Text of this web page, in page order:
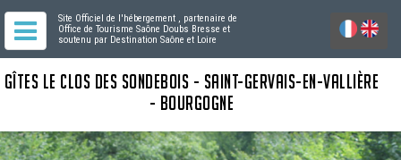
Site Officiel de l'hébergement , partenaire de
Office de Tourisme Saône Doubs Bresse et
soutenu par Destination Saône et Loire
GÎTES LE CLOS DES SONDEBOIS - SAINT-GERVAIS-EN-VALLIÈRE
- BOURGOGNE